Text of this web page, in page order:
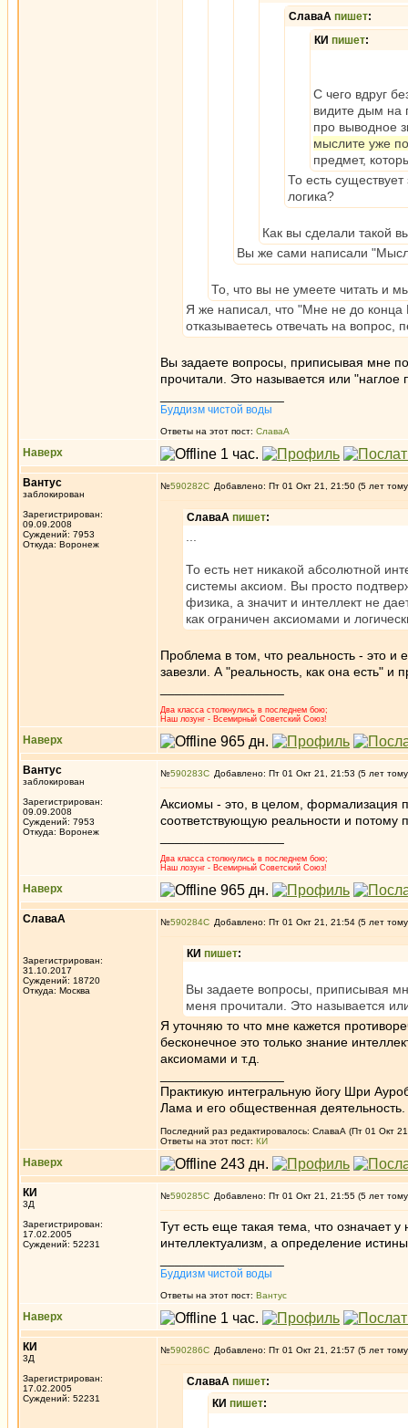
СлаваА пишет:
КИ пишет:
С чего вдруг
видите дым на
про выводное
мыслите уже
предмет,
То есть
логика?
Как вы сделали такой
Вы же сами написали
То, что вы не умеете читать и
Я же написал, что "Мне не до
отказываетесь отвечать на вопрос,
Вы задаете вопросы, приписывая мне
прочитали. Это называется или
Буддизм чистой воды
Ответы на этот пост: СлаваА
Наверх
Вантус
заблокирован
Зарегистрирован:
09.09.2008
Суждений: 7953
Откуда: Воронеж
№590282 Добавлено: Пт 01 Окт 21, 21:50 (5 лет
СлаваА пишет:
То есть нет никакой абсолютной
системы аксиом. Вы просто
физика, а значит и интеллект не
как ограничен аксиомами и
Проблема в том, что реальность - это и
завезли. А "реальность, как она есть"
Два класса столкнулись в последнем бою;
Наш лозунг - Всемирный Советский Союз!
Наверх
Вантус
заблокирован
Зарегистрирован:
09.09.2008
Суждений: 7953
Откуда: Воронеж
№590283 Добавлено: Пт 01 Окт 21, 21:53 (5 лет
Аксиомы - это, в целом, формализация
соответствующую реальности и потому
Два класса столкнулись в последнем бою;
Наш лозунг - Всемирный Советский Союз!
Наверх
СлаваА
Зарегистрирован:
31.10.2017
Суждений: 18720
Откуда: Москва
№590284 Добавлено: Пт 01 Окт 21, 21:54 (5 лет
КИ пишет:
Вы задаете вопросы, приписывая
меня прочитали. Это называется
Я уточняю то что мне кажется
бесконечное это только знание
аксиомами и т.д.
Практикую интегральную йогу Шри
Лама и его общественная деятельность.
Последний раз редактировалось: СлаваА (Пт 01 Окт
Ответы на этот пост: КИ
Наверх
КИ
3Д
Зарегистрирован:
17.02.2005
Суждений: 52231
№590285 Добавлено: Пт 01 Окт 21, 21:55 (5 лет
Тут есть еще такая тема, что означает
интеллектуализм, а определение
Буддизм чистой воды
Ответы на этот пост: Вантус
Наверх
КИ
3Д
Зарегистрирован:
17.02.2005
Суждений: 52231
№590286 Добавлено: Пт 01 Окт 21, 21:57 (5 лет
СлаваА пишет:
КИ пишет: